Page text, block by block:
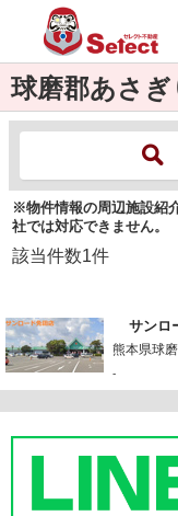
球磨郡あさ
※物件情報の周辺施設紹
社では対応できません。
該当件数1件
サンロ
熊本県球
-